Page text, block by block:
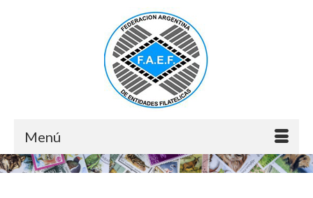
Menú